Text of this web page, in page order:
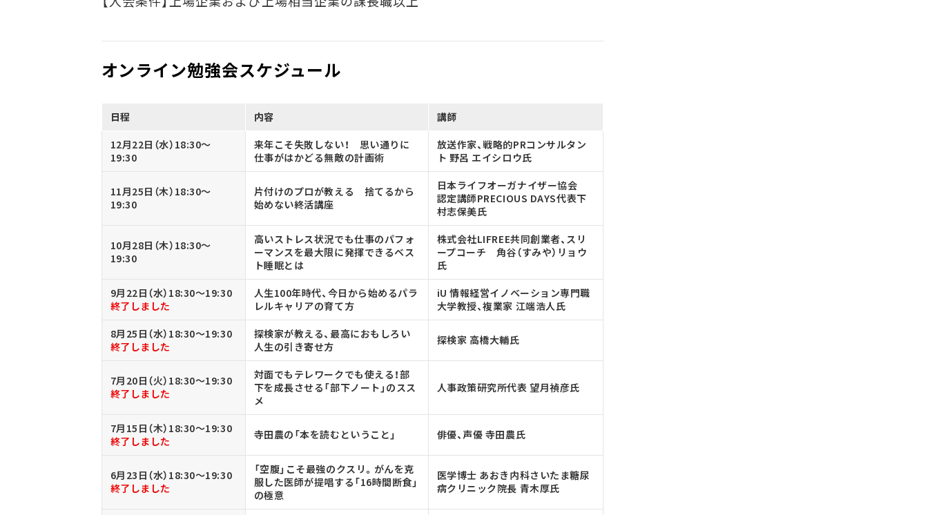
オンライン勉強会スケジュール
日程 内容
講師
12月22日（水）18:30～
19:30
来年こそ失敗しない！ 思い通りに
仕事がはかどる無敵の計画術
放送作家、戦略的PRコンサルタン
ト 野呂 エイシロウ氏
11月25日（木）18:30～
19:30
片付けのプロが教える 捨てるから
始めない終活講座
日本ライフオーガナイザー協会
認定講師PRECIOUS DAYS代表下
村志保美氏
10月28日（木）18:30～
19:30
高いストレス状況でも仕事のパフォ
ーマンスを最大限に発揮できるベス
ト睡眠とは
株式会社LIFREE共同創業者、スリ
ープコーチ 角谷（すみや）リョウ
氏
9月22日（水）18:30～19:30
終了しました
人生100年時代、今日から始めるパラ
レルキャリアの育て方
iU 情報経営イノベーション専門職
大学教授、複業家 江端浩人氏
8月25日（水）18:30～19:30
終了しました
探検家が教える、最高におもしろい
人生の引き寄せ方
探検家 高橋大輔氏
7月20日（火）18:30～19:30
終了しました
対面でもテレワークでも使える！部
下を成長させる「部下ノート」のスス
メ
人事政策研究所代表 望月禎彦氏
7月15日（木）18:30～19:30
終了しました
寺田農の「本を読むということ」 俳優、声優 寺田農氏
6月23日（水）18:30～19:30
終了しました
「空腹」こそ最強のクスリ。がんを克
服した医師が提唱する「16時間断食」
の極意
医学博士 あおき内科さいたま糖尿
病クリニック院長 青木厚氏